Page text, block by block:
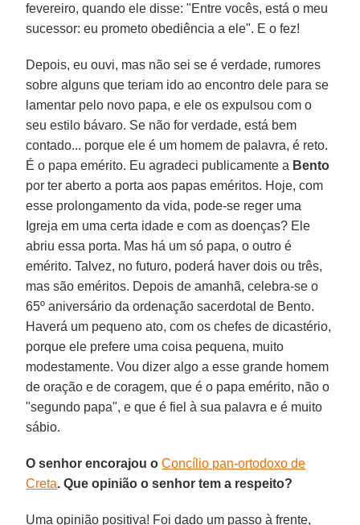
fevereiro, quando ele disse: "Entre vocês, está o meu
sucessor: eu prometo obediência a ele". E o fez!
Depois, eu ouvi, mas não sei se é verdade, rumores
sobre alguns que teriam ido ao encontro dele para se
lamentar pelo novo papa, e ele os expulsou com o
seu estilo bávaro. Se não for verdade, está bem
contado... porque ele é um homem de palavra, é reto.
É o papa emérito. Eu agradeci publicamente a Bento
por ter aberto a porta aos papas eméritos. Hoje, com
esse prolongamento da vida, pode-se reger uma
Igreja em uma certa idade e com as doenças? Ele
abriu essa porta. Mas há um só papa, o outro é
emérito. Talvez, no futuro, poderá haver dois ou três,
mas são eméritos. Depois de amanhã, celebra-se o
65º aniversário da ordenação sacerdotal de Bento.
Haverá um pequeno ato, com os chefes de dicastério,
porque ele prefere uma coisa pequena, muito
modestamente. Vou dizer algo a esse grande homem
de oração e de coragem, que é o papa emérito, não o
"segundo papa", e que é fiel à sua palavra e é muito
sábio.
O senhor encorajou oConcílio pan-ortodoxo de
Creta. Que opinião o senhor tem a respeito?
Uma opinião positiva! Foi dado um passo à frente,